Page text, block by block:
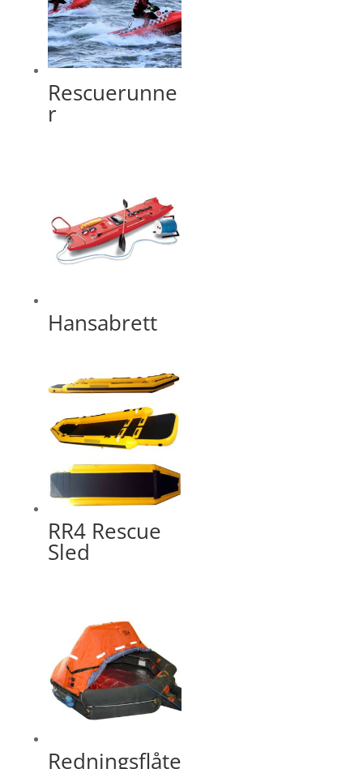
Rescuerunne
r
Hansabrett
RR4 Rescue
Sled
Redningsflåte